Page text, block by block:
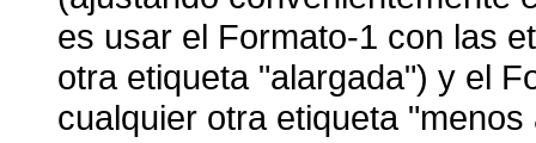
es usar el Formato-1 con las
otra etiqueta "alargada") y el
cualquier otra etiqueta